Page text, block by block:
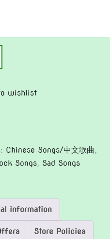
wishlist
Chinese Songs/中文歌曲,
Songs, Sad Songs
information
Store Policies